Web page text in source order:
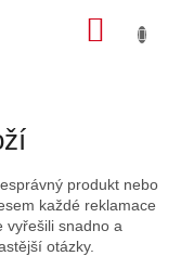
produkt nebo
každé reklamace
vyřešili snadno a
otázky.